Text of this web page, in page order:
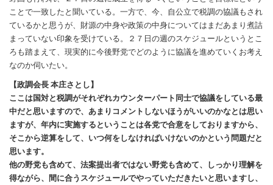
ことで一致したと聞いている。一方で、今、自公立で税調の協議もされ
ているかと思うが、財源の中身や政策の中身についてはまだあまり煮詰
まっていない印象を受けている。２７日の週のスケジュールというとこ
ろも踏まえて、現実的に今後野党でどのように協議を進めていくお考え
なのか伺いたい。
【政調会長 本庄さとし】
ここは国対と税調がそれぞれカウンターパート同士で協議をしている最
中だと思いますので、あまりコメントしないほうがいいのかなとは思い
ますが、年内に実施するということは各党で合意をしておりますから、
そこから逆算をして、いつ何をしなければいけないのかという問題だと
思います。
他の野党も含めて、法案提出者ではない野党も含めて、しっかり理解を
得ながら、間に合うスケジュールでやっていただきたいと思いますし、